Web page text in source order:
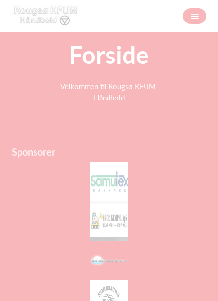
Forside
Velkommen til Rougsø KFUM
Håndbold
Sponsorer